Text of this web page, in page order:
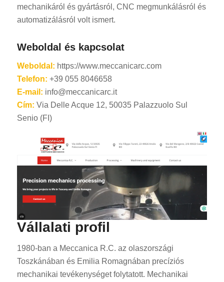
mechanikáról és gyártásról, CNC megmunkálásról és
automatizálásról volt ismert.
Weboldal és kapcsolat
Weboldal: https://www.meccanicarc.com
Telefon: +39 055 8046658
E-mail: info@meccanicarc.it
Cím: Via Delle Acque 12, 50035 Palazzuolo Sul
Senio (FI)
Vállalati profil
1980-ban a Meccanica R.C. az olaszországi
Toszkánában és Emilia Romagnában precíziós
mechanikai tevékenységet folytatott. Mechanikai